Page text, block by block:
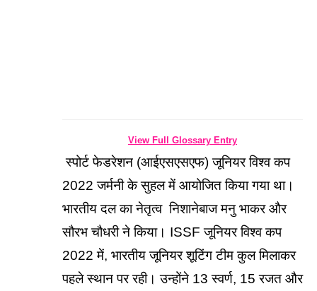
View Full Glossary Entry
स्पोर्ट फेडरेशन (आईएसएसएफ) जूनियर विश्व कप
2022 जर्मनी के सुहल में आयोजित किया गया था।
भारतीय दल का नेतृत्व  निशानेबाज मनु भाकर और
सौरभ चौधरी ने किया। ISSF जूनियर विश्व कप
2022 में, भारतीय जूनियर शूटिंग टीम कुल मिलाकर
पहले स्थान पर रही। उन्होंने 13 स्वर्ण, 15 रजत और